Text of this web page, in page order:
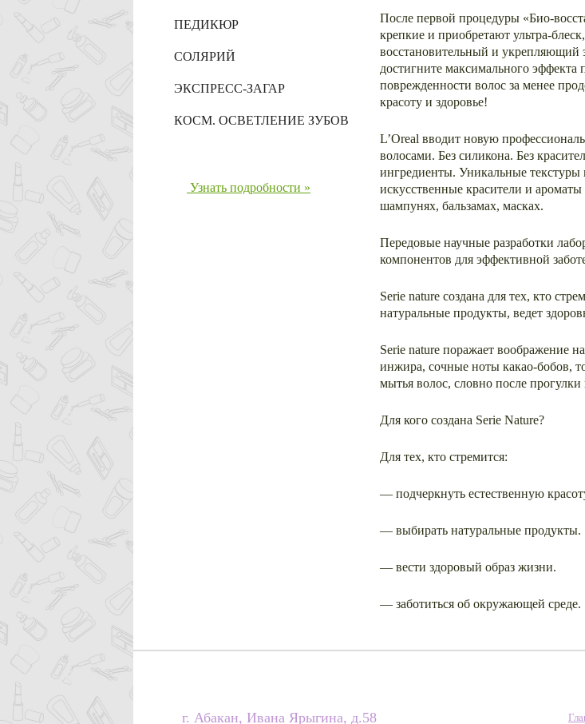
ПЕДИКЮР
СОЛЯРИЙ
ЭКСПРЕСС-ЗАГАР
КОСМ. ОСВЕТЛЕНИЕ ЗУБОВ
Узнать подробности »
После первой процедуры «Био-
крепкие и приобретают ультра-
восстановительный и укрепляющий
достигните максимального
поврежденности волос за менее
красоту и здоровье!
L’Oreal вводит новую
волосами. Без силикона. Без
ингредиенты. Уникальные
искусственные красители и
шампунях, бальзамах, масках.
Передовые научные разработки
компонентов для эффективной
Serie nature создана для тех, кто
натуральные продукты, ведет
Serie nature поражает воображение
инжира, сочные ноты какао-бобов,
мытья волос, словно после прогулки
Для кого создана Serie Nature?
Для тех, кто стремится:
— подчеркнуть естественную
— выбирать натуральные продукты.
— вести здоровый образ жизни.
— заботиться об окружающей среде.
г. Абакан, Ивана Ярыгина, д.58